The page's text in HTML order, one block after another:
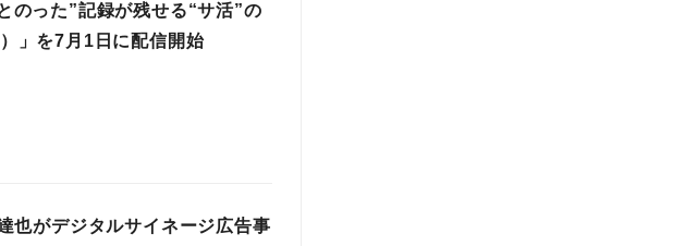
のった”記録が残せる“サ活”の
」を7月1日に配信開始
也がデジタルサイネージ広告事